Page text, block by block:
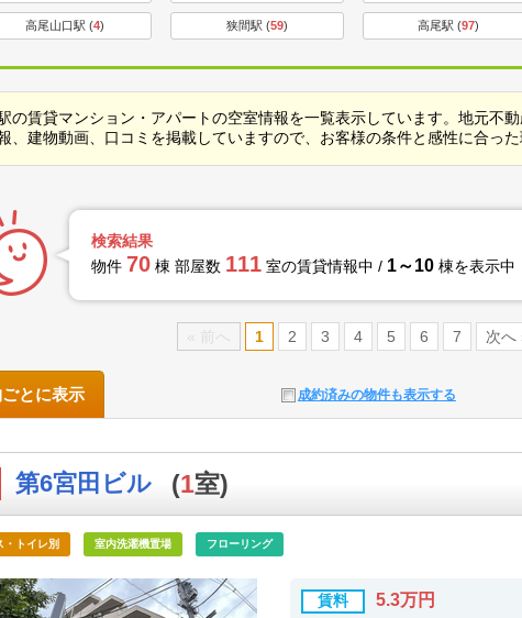
高尾山口駅 (4) 狭間駅 (59) 高尾駅 (97)
の賃貸マンション・アパートの空室情報を一覧表示しています。地元不
、建物動画、口コミを掲載していますので、お客様の条件と感性に合った
検索結果
物件 70 棟 部屋数 111 室の賃貸情報中 / 1～10 棟を表示中
« 前へ 1 2 3 4 5 6 7 次へ
成約済みの物件も表示する
とに表示
第6宮田ビル (1室)
・トイレ別 室内洗濯機置場 フローリング
賃料 5.3万円